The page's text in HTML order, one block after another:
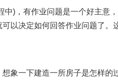
中)，有作业问题是一个好主意
以决定如何回答作业问题了。
象一下建造一所房子是怎样